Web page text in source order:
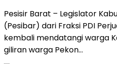
Pesisir Barat – Legislator
(Pesibar) dari Fraksi PDI
kembali mendatangi warga
giliran warga Pekon…